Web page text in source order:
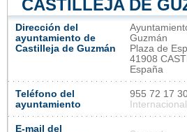
CASTILLEJA DE
Dirección del
ayuntamiento de
Castilleja de Guzmán
Guzmán
Plaza de
41908
España
Teléfono del
ayuntamiento
955 72 17
E-mail del